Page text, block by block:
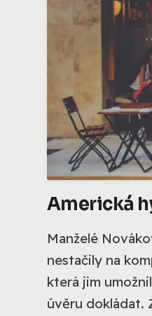
Americká
Manželé
nestačily na
která jim
úvěru dokládat.